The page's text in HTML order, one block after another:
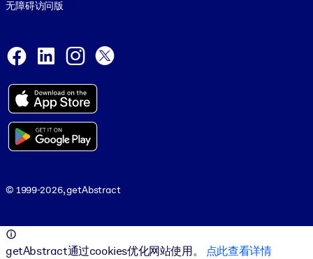
无障碍访问版
Facebook
LinkedInInstagram
© 1999-2026, getAbstract
getAbstract通过cookies优化网站使用。 点此查看详情